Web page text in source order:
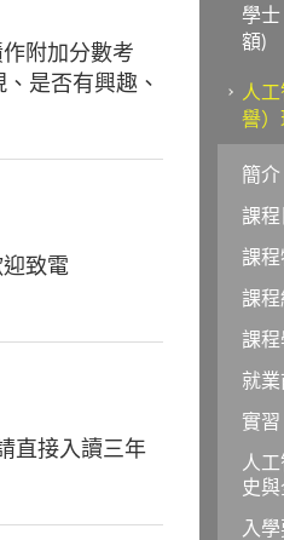
附加分數考
是否有興趣、
致電
直接入讀三年
學
額)
人
譽
簡介
課
課
課
課
就
實習
人
史
入